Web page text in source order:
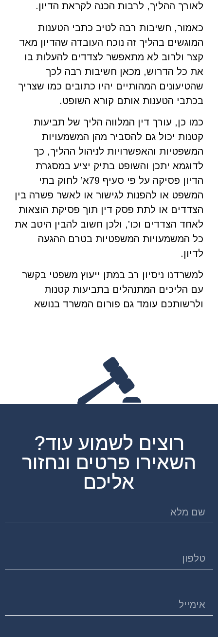
לאורך ההליך, לרבות הכנה לקראת הדיון.
כאמור, חשיבות רבה לטיב כתבי הטענות
המוגשים בהליך זה נוכח העובדה שהדיון מאד
קצר ולרוב לא מתאפשר לצדדים להעלות בו
את כל הדרוש, מכאן חשיבות רבה לכך
שהטיעונים המהותיים יהיו כתובים כמו שצריך
בכתבי הטענות אותם קורא השופט.
כמו כן, עורך דין המלווה הליך של תביעות
קטנות יכול גם להסביר מהן המשמעויות
המשפטיות והאפשרויות לניהול ההליך, כך
לדוגמא יתכן והשופט בתיק יציע במסגרת
הדיון פסיקה על פי סעיף 79א’ לחוק בתי
המשפט או להפנות לגישור או לאשר פשרה בין
הצדדים או לתת פסק דין תוך פסיקת הוצאות
לאחד הצדדים וכו’, ולכן חשוב להבין היטב את
כל המשמעויות המשפטיות בטרם ההגעה
לדיון.
למשרדנו ניסיון רב במתן ייעוץ משפטי בקשר
עם הליכים המתנהלים בתביעות קטנות
ולרשותכם עומד גם פורום המשרד בנושא
רוצים לשמוע עוד?
השאירו פרטים ונחזור
אליכם